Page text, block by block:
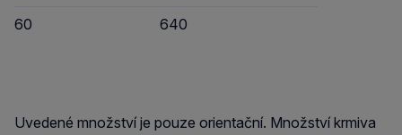
60
640
Uvedené množství je pouze orientační. Množství krmiva